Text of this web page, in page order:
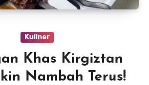
Kuliner
Khas Kirgiztan
Nambah Terus!